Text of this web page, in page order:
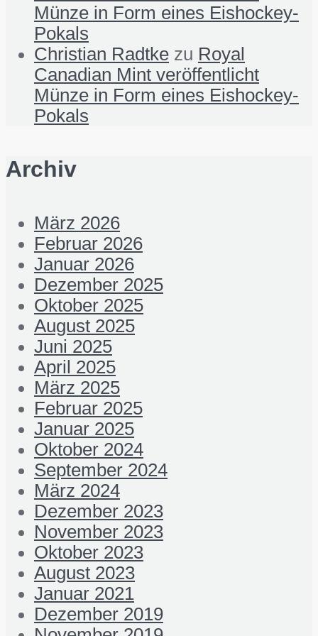
Münze in Form eines Eishockey-
Pokals
Christian Radtke zu Royal
Canadian Mint veröffentlicht
Münze in Form eines Eishockey-
Pokals
Archiv
März 2026
Februar 2026
Januar 2026
Dezember 2025
Oktober 2025
August 2025
Juni 2025
April 2025
März 2025
Februar 2025
Januar 2025
Oktober 2024
September 2024
März 2024
Dezember 2023
November 2023
Oktober 2023
August 2023
Januar 2021
Dezember 2019